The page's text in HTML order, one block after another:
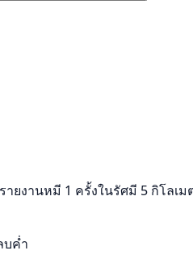
งานหมี 1 ครั้งในรัศมี 5 กิโลเ
บค่ำ